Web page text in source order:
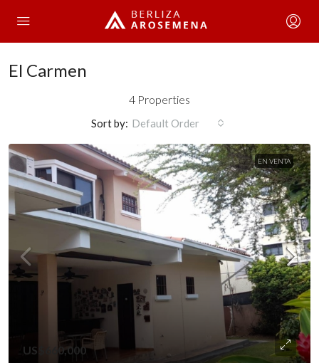
El Carmen
4 Properties
Sort by: Default Order
EN VENTA
US$660,000